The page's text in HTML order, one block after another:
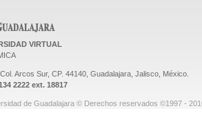
VIRTUAL
Arcos Sur, CP. 44140, Guadalajara, Jalisco, México.
2222 ext. 18817
de Guadalajara © Derechos reservados ©1997 -